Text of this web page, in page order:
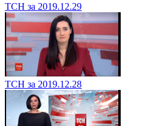
ТСН за 2019.12.29
ТСН за 2019.12.28